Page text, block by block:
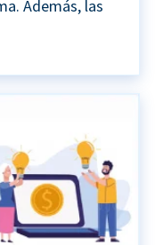
Además, las